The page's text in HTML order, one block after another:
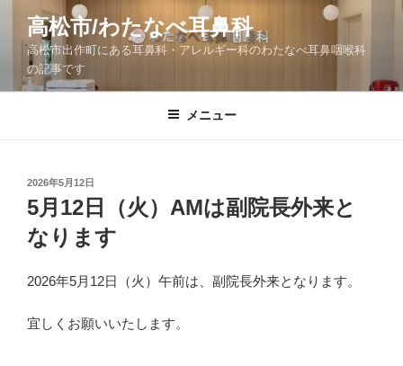
ツ
高松市/わたなべ耳鼻科
高松市出作町にある耳鼻科・アレルギー科のわたなべ耳鼻咽喉科
の記事です
メニュー
投
稿
日:
2026年5月12日
5月12日（火）AMは副院長外来と
なります
2026年5月12日（火）午前は、副院長外来となります。
宜しくお願いいたします。